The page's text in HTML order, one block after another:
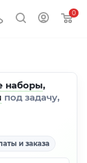
0
наборы,
под задачу,
и заказа